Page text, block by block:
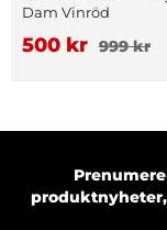
Dam Vinröd
500 kr 999 kr